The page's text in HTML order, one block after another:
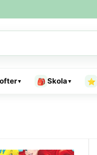
▾ 🎒 Skola ▾ ⭐